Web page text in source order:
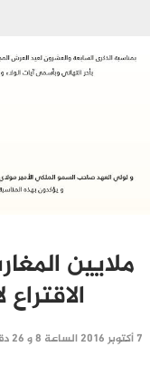
ملايين
7 أكتوبر 2016 الساعة 8 و 26 دقيقة